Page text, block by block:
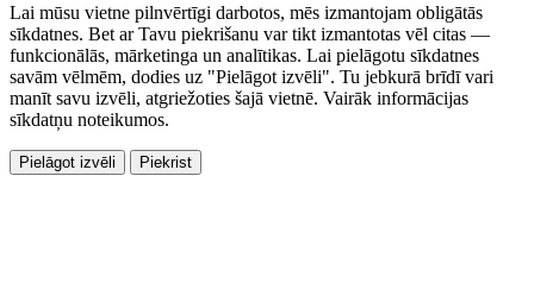
Lai mūsu vietne pilnvērtīgi darbotos, mēs izmantojam obligātās
sīkdatnes. Bet ar Tavu piekrišanu var tikt izmantotas vēl citas —
funkcionālās, mārketinga un analītikas. Lai pielāgotu sīkdatnes
savām vēlmēm, dodies uz "Pielāgot izvēli". Tu jebkurā brīdī vari
manīt savu izvēli, atgriežoties šajā vietnē. Vairāk informācijas
sīkdatņu noteikumos.
Pielāgot izvēli Piekrist